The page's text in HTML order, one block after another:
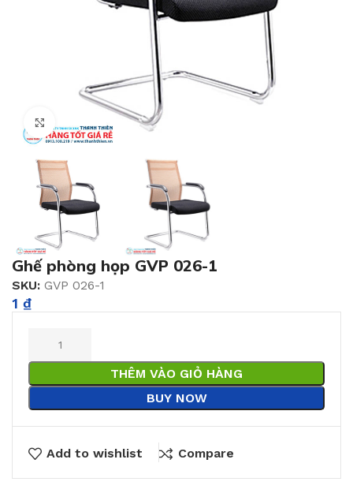
Click to enlarge
Ghế phòng họp GVP 026-1
SKU: GVP 026-1
1 ₫
THÊM VÀO GIỎ HÀNG
BUY NOW
Add to wishlist Compare